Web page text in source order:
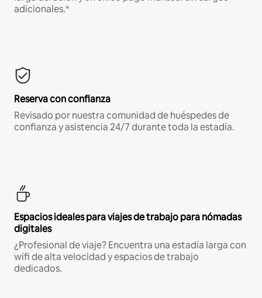
adicionales.*
Reserva con confianza
Revisado por nuestra comunidad de huéspedes de
confianza y asistencia 24/7 durante toda la estadía.
Espacios ideales para viajes de trabajo para nómadas
digitales
¿Profesional de viaje? Encuentra una estadía larga con
wifi de alta velocidad y espacios de trabajo
dedicados.